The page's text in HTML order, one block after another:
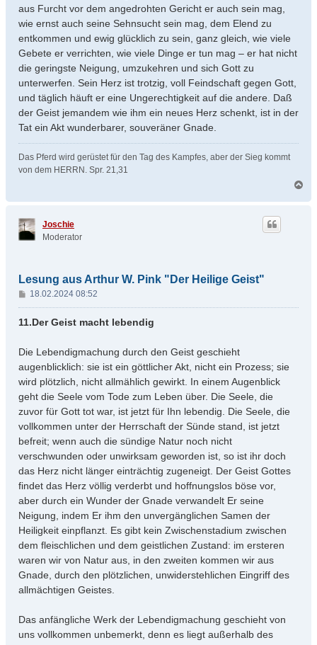
aus Furcht vor dem angedrohten Gericht er auch sein mag,
wie ernst auch seine Sehnsucht sein mag, dem Elend zu
entkommen und ewig glücklich zu sein, ganz gleich, wie viele
Gebete er verrichten, wie viele Dinge er tun mag – er hat nicht
die geringste Neigung, umzukehren und sich Gott zu
unterwerfen. Sein Herz ist trotzig, voll Feindschaft gegen Gott,
und täglich häuft er eine Ungerechtigkeit auf die andere. Daß
der Geist jemandem wie ihm ein neues Herz schenkt, ist in der
Tat ein Akt wunderbarer, souveräner Gnade.
Das Pferd wird gerüstet für den Tag des Kampfes, aber der Sieg kommt
von dem HERRN. Spr. 21,31
Joschie
Moderator
Lesung aus Arthur W. Pink "Der Heilige Geist"
B
e
i
a
g
18.02.2024 08:52
11.Der Geist macht lebendig
Die Lebendigmachung durch den Geist geschieht
augenblicklich: sie ist ein göttlicher Akt, nicht ein Prozess; sie
wird plötzlich, nicht allmählich gewirkt. In einem Augenblick
geht die Seele vom Tode zum Leben über. Die Seele, die
zuvor für Gott tot war, ist jetzt für Ihn lebendig. Die Seele, die
vollkommen unter der Herrschaft der Sünde stand, ist jetzt
befreit; wenn auch die sündige Natur noch nicht
verschwunden oder unwirksam geworden ist, so ist ihr doch
das Herz nicht länger einträchtig zugeneigt. Der Geist Gottes
findet das Herz völlig verderbt und hoffnungslos böse vor,
aber durch ein Wunder der Gnade verwandelt Er seine
Neigung, indem Er ihm den unvergänglichen Samen der
Heiligkeit einpflanzt. Es gibt kein Zwischenstadium zwischen
dem fleischlichen und dem geistlichen Zustand: im ersteren
waren wir von Natur aus, in den zweiten kommen wir aus
Gnade, durch den plötzlichen, unwiderstehlichen Eingriff des
allmächtigen Geistes.
Das anfängliche Werk der Lebendigmachung geschieht von
uns vollkommen unbemerkt, denn es liegt außerhalb des